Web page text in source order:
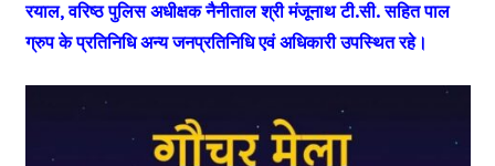
रयाल, वरिष्ठ पुलिस अधीक्षक नैनीताल श्री मंजूनाथ टी.सी. सहित पाल
ग्रुप के प्रतिनिधि अन्य जनप्रतिनिधि एवं अधिकारी उपस्थित रहे।